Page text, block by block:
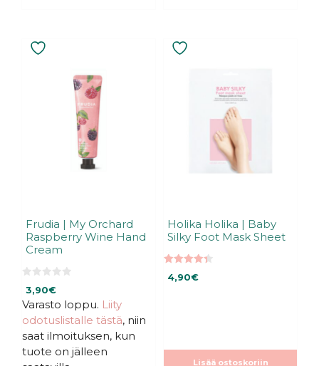
Frudia | My Orchard
Raspberry Wine Hand
Cream
5
:
s
t
3,90€
Varasto loppu. Liity
odotuslistalle tästä, niin
saat ilmoituksen, kun
tuote on jälleen
Holika Holika | Baby
Silky Foot Mask Sheet
5:stä
4,90€
Lisää ostoskoriin